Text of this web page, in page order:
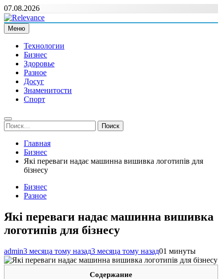
Перейти
к
содержимому
07.08.2026
Relevance
Релевантні новини — саме те, що вам потрібно
Меню
Технологии
Бизнес
Здоровье
Разное
Досуг
Знаменитости
Спорт
Найти:
Главная
Бизнес
Які переваги надає машинна вишивка логотипів для
бізнесу
Бизнес
Разное
Які переваги надає машинна вишивка
логотипів для бізнесу
admin3 месяца тому назад3 месяца тому назад01 минуты
Содержание